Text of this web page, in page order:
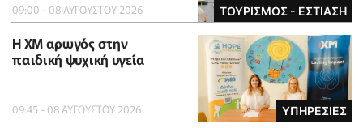
ΤΟΥΡΙΣΜΟΣ - ΕΣΤΙΑΣΗ
09:00 - 08 ΑΥΓΟΥΣΤΟΥ 2026
ΥΠΗΡΕΣΙΕΣ
Η XM αρωγός στην
παιδική ψυχική υγεία
09:45 - 08 ΑΥΓΟΥΣΤΟΥ 2026